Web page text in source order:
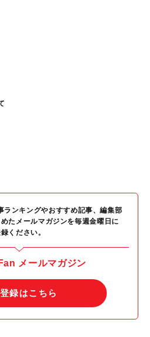
ンキングやおすすめ記事、編集部
たメールマガジンを毎週金曜日に
ください。
メールマガジン
録はこちら